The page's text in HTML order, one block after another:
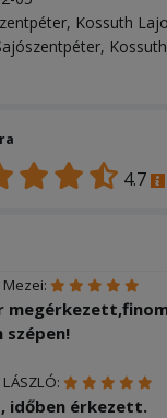
Kossuth
4.7
szépen!
időben érkezett.